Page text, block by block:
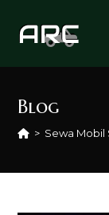
Blog
> Sewa Mobil